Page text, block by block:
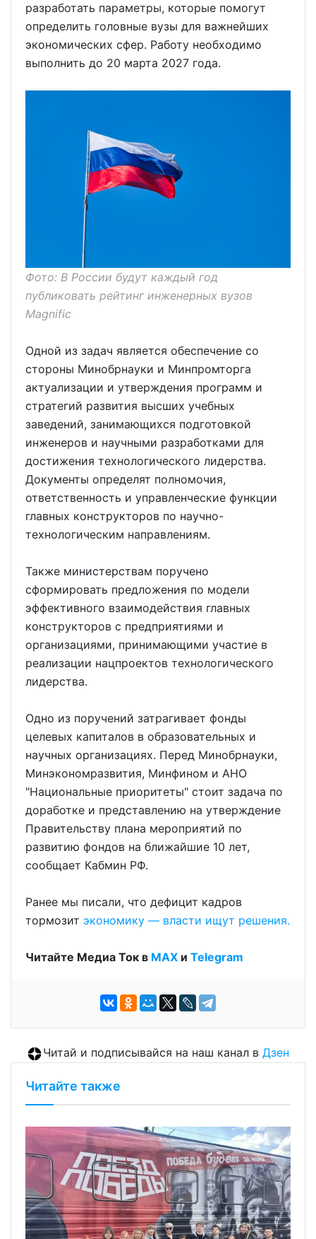
разработать параметры, которые помогут
определить головные вузы для важнейших
экономических сфер. Работу необходимо
выполнить до 20 марта 2027 года.
Фото: В России будут каждый год
публиковать рейтинг инженерных вузов
Magnific
Одной из задач является обеспечение со
стороны Минобрнауки и Минпромторга
актуализации и утверждения программ и
стратегий развития высших учебных
заведений, занимающихся подготовкой
инженеров и научными разработками для
достижения технологического лидерства.
Документы определят полномочия,
ответственность и управленческие функции
главных конструкторов по научно-
технологическим направлениям.
Также министерствам поручено
сформировать предложения по модели
эффективного взаимодействия главных
конструкторов с предприятиями и
организациями, принимающими участие в
реализации нацпроектов технологического
лидерства.
Одно из поручений затрагивает фонды
целевых капиталов в образовательных и
научных организациях. Перед Минобрнауки,
Минэкономразвития, Минфином и АНО
"Национальные приоритеты" стоит задача по
доработке и представлению на утверждение
Правительству плана мероприятий по
развитию фондов на ближайшие 10 лет,
сообщает Кабмин РФ.
Ранее мы писали, что дефицит кадров
тормозит экономику — власти ищут решения.
Читайте Медиа Ток в МАХ и Telegram
Читай и подписывайся на наш канал в Дзен
Читайте также